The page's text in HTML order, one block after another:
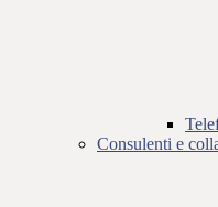
Consulenti e